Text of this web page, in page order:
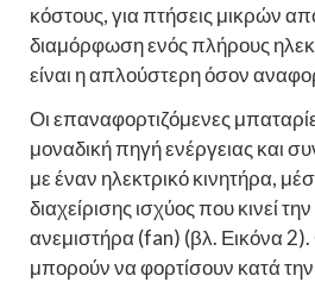
κόστους, για πτήσεις μικρών
διαμόρφωση ενός πλήρους
είναι η απλούστερη όσον
Οι επαναφορτιζόμενες
μοναδική πηγή ενέργειας και
με έναν ηλεκτρικό κινητήρα,
διαχείρισης ισχύος που κινεί
ανεμιστήρα (fan) (βλ. Εικόνα 2).
μπορούν να φορτίσουν κατά την